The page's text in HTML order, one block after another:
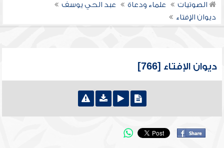
الصوتيات علماء ودعاة
عبد الحي يوسف
ديوان الإفتاء
ديوان الإفتاء [766]